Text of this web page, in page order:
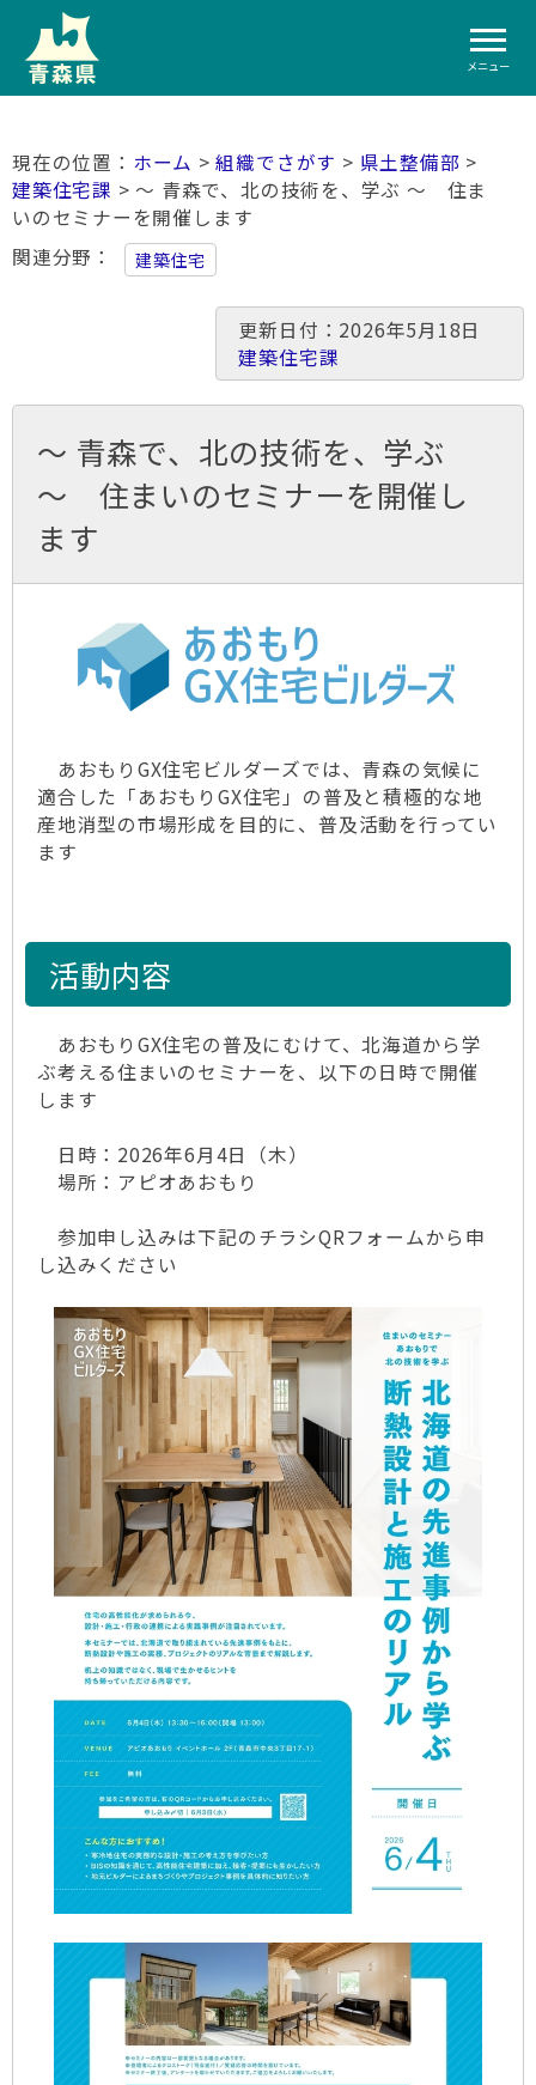
メニュー
ホーム >組織でさがす > 県土整備部 >
建築住宅課 > ～ 青森で、北の技術を、学ぶ ～ 住ま
いのセミナーを開催します
関連分野
建築住宅
更新日付：2026年5月18日
建築住宅課
～ 青森で、北の技術を、学ぶ
～ 住まいのセミナーを開催し
ます
あおもりGX住宅ビルダーズでは、青森の気候に
適合した「あおもりGX住宅」の普及と積極的な地
産地消型の市場形成を目的に、普及活動を行ってい
ます
活動内容
あおもりGX住宅の普及にむけて、北海道から学
ぶ考える住まいのセミナーを、以下の日時で開催
します
日時：2026年6月4日（木）
場所：アピオあおもり
参加申し込みは下記のチラシQRフォームから申
し込みください